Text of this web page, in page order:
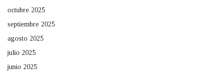
octubre 2025
septiembre 2025
agosto 2025
julio 2025
junio 2025